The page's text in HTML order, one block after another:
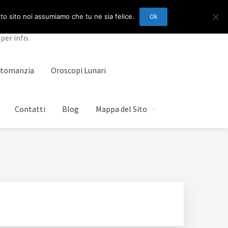
info.
Oroscopi Lunari
Contatti Blog Mappa del Sito
sito noi assumiamo che tu ne sia felice. Ok